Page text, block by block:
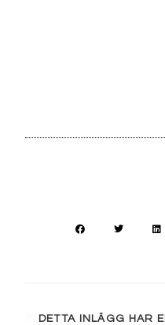
DETTA INLÄGG HAR